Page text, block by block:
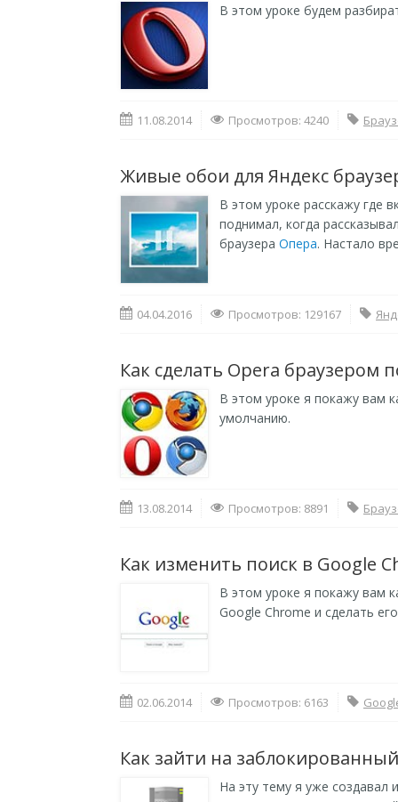
В этом уроке будем
11.08.2014 Просмотров: 4240
Живые обои для Яндекс
В этом уроке расскажу где
поднимал, когда
браузера Опера. Настало
04.04.2016 Просмотров: 129167
Как сделать Opera браузером
В этом уроке я покажу вам
умолчанию.
13.08.2014 Просмотров: 8891
Как изменить поиск в Google
В этом уроке я покажу вам
Google Chrome и сделать
02.06.2014 Просмотров: 6163
Как зайти на
На эту тему я уже создавал